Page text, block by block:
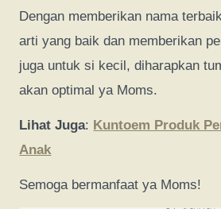
Dengan memberikan nama
arti yang baik dan memberikan
juga untuk si kecil, diharapkan
akan optimal ya Moms.
Lihat Juga: Kuntoem Produk
Anak
Semoga bermanfaat ya Moms!